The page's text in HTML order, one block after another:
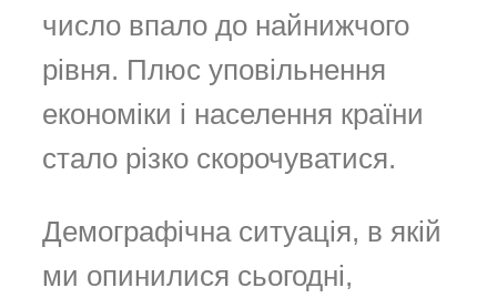
число впало до найнижчого
рівня. Плюс уповільнення
економіки і населення країни
стало різко скорочуватися.
Демографічна ситуація, в якій
ми опинилися сьогодні,